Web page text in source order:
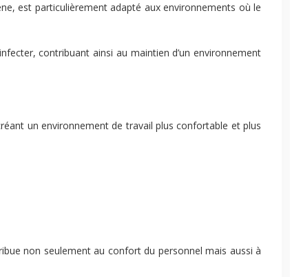
est particulièrement adapté aux environnements où le
contribuant ainsi au maintien d’un environnement
un environnement de travail plus confortable et plus
non seulement au confort du personnel mais aussi à